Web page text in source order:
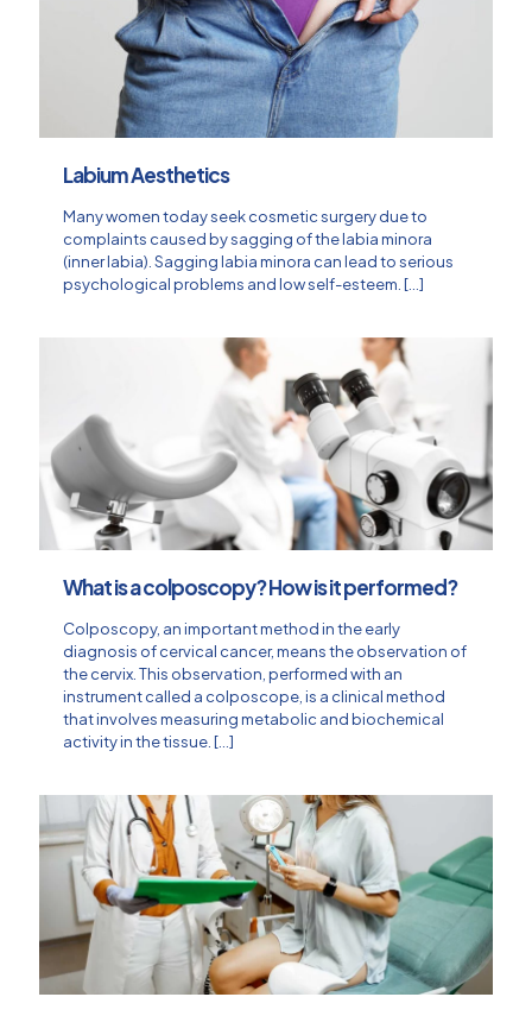
Labium Aesthetics
Many women today seek cosmetic surgery due to
complaints caused by sagging of the labia minora
(inner labia). Sagging labia minora can lead to serious
psychological problems and low self-esteem. […]
What is a colposcopy? How is it performed?
Colposcopy, an important method in the early
diagnosis of cervical cancer, means the observation of
the cervix. This observation, performed with an
instrument called a colposcope, is a clinical method
that involves measuring metabolic and biochemical
activity in the tissue. […]